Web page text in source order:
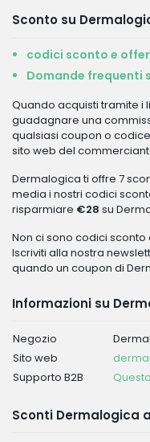
Sconto su
codici sconto e
Domande frequenti
Quando acquisti tramite i
guadagnare una
qualsiasi coupon o
sito web del
Dermalogica ti offre 7
media i nostri codici
risparmiare €28 su
Non ci sono codici
Iscriviti alla nostra
quando un coupon di
Informazioni su
Negozio
Sito web
Supporto B2B
Sconti Dermalogica